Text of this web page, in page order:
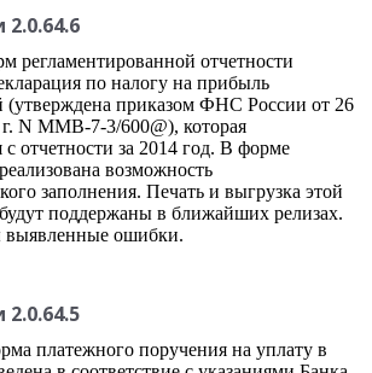
регламентированной отчетности
по налогу на прибыль
(утверждена приказом ФНС России от 26
г. N ММВ-7-3/600@), которая
с отчетности за 2014 год. В форме
возможность
заполнения. Печать и выгрузка этой
поддержаны в ближайших релизах.
выявленные ошибки.
платежного поручения на уплату в